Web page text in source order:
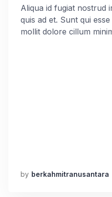
Aliqua id fugiat nostrud
quis ad et. Sunt qui
mollit dolore cillum
by berkahmitranusantara